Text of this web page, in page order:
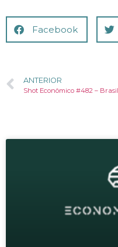
Facebook
ANTERIOR